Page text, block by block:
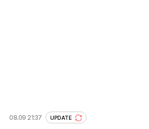
08.09 21:37 UPDATE